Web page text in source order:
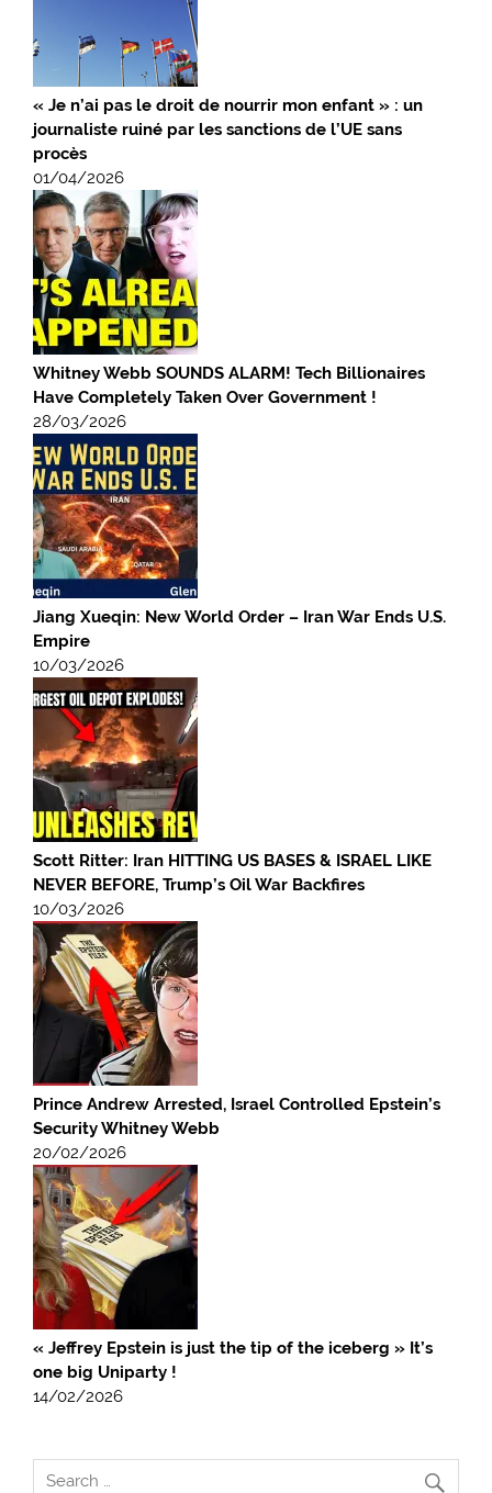
« Je n’ai pas le droit de nourrir mon enfant » : un
journaliste ruiné par les sanctions de l’UE sans
procès
01/04/2026
Whitney Webb SOUNDS ALARM! Tech Billionaires
Have Completely Taken Over Government !
28/03/2026
Jiang Xueqin: New World Order – Iran War Ends U.S.
Empire
10/03/2026
Scott Ritter: Iran HITTING US BASES & ISRAEL LIKE
NEVER BEFORE, Trump’s Oil War Backfires
10/03/2026
Prince Andrew Arrested, Israel Controlled Epstein’s
Security Whitney Webb
20/02/2026
« Jeffrey Epstein is just the tip of the iceberg » It’s
one big Uniparty !
14/02/2026